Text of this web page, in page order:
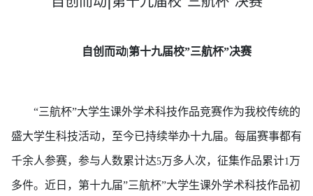
自创而动| 第十九届校”三航杯”决赛
“三航杯”大学生课外学术科技作品竞赛作为我校传统的
盛大学生科技活动，至今已持续举办十九届。每届赛事都有
千余人参赛，参与人数累计达5万多人次，征集作品累计1万
多件。近日，第十九届”三航杯”大学生课外学术科技作品初